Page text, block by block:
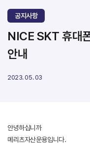
공지사항
NICE SKT 휴대
안내
2023. 05. 03
안녕하십니까
메리츠자산운용입니다.